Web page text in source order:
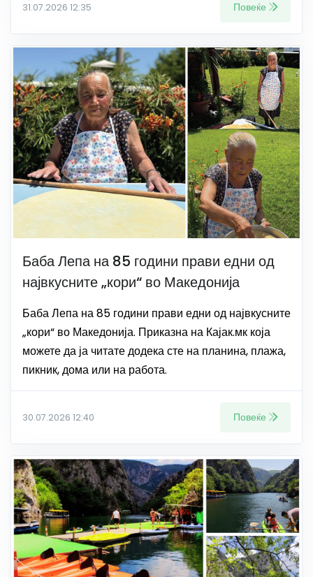
31.07.2026 12:35 Повеќе
Баба Лепа на 85 години прави едни од
највкусните „кори“ во Македонија
Баба Лепа на 85 години прави едни од највкусните
„кори“ во Македонија. Приказна на Кајак.мк која
можете да ја читате додека сте на планина, плажа,
пикник, дома или на работа.
30.07.2026 12:40 Повеќе